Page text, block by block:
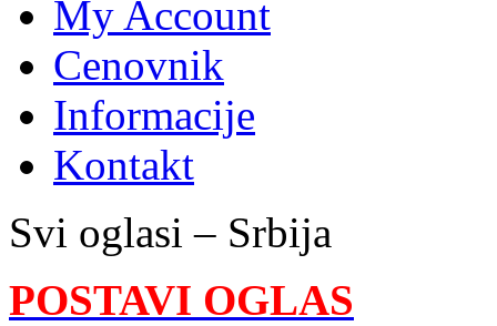
My Account
Cenovnik
Informacije
Kontakt
Svi oglasi – Srbija
POSTAVI OGLAS